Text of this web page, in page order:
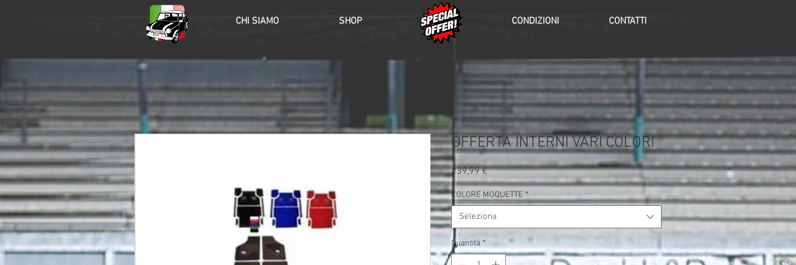
HOME CHI SIAMO SHOP SCONTI CONDIZIONI CONTATTI
OFFERTA INTERNI VARI COLORI
239,99 €Prezzo
COLORE MOQUETTE *
Seleziona
Quantità *